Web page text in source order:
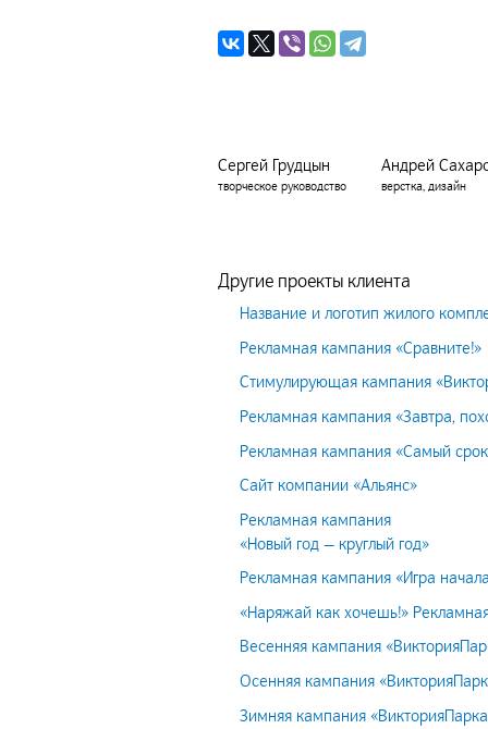
Сергей Грудцын
творческое руководство
Андрей
верстка, дизайн
Другие проекты клиента
Название и логотип жилого
Рекламная кампания «Сравните!»
Стимулирующая кампания
Рекламная кампания «Завтра,
Рекламная кампания «Самый
Сайт компании «Альянс»
Рекламная кампания
«Новый год — круглый год»
Рекламная кампания «Игра
«Наряжай как хочешь!»
Весенняя кампания
Осенняя кампания
Зимняя кампания